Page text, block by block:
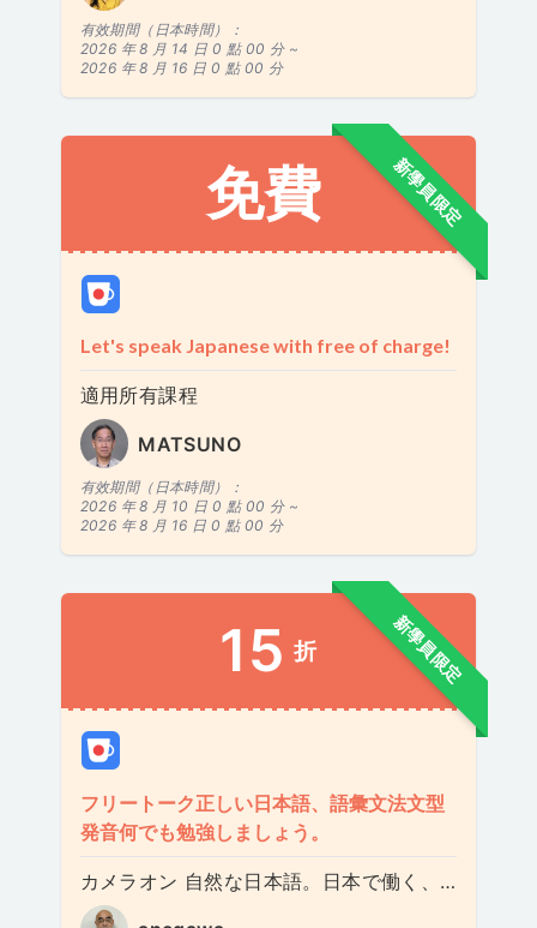
有效期間（日本時間）：
2026 年 8 月 14 日 0 點 00 分 ~
2026 年 8 月 16 日 0 點 00 分
新學員限定
免費
Let's speak Japanese with free of charge!
適用所有課程
MATSUNO
有效期間（日本時間）：
2026 年 8 月 10 日 0 點 00 分 ~
2026 年 8 月 16 日 0 點 00 分
新學員限定
15 折
フリートーク正しい日本語、語彙文法文型
発音何でも勉強しましょう。
カメラオン 自然な日本語。日本で働く、日本人と働く、日本企業で働く人用レッスン